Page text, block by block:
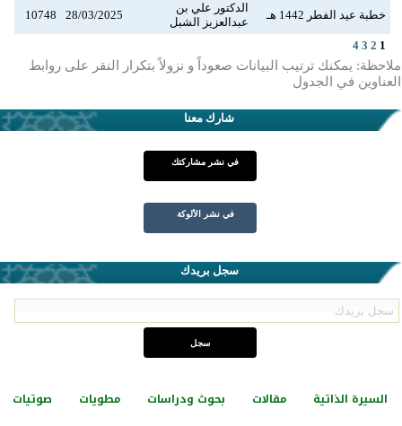
خطبة عيد الفطر 1442 هـ
الدكتور علي بن
عبدالعزيز الشبل
28/03/2025
10748
1
2
3
4
ملاحظة: يمكنك ترتيب البيانات صعوداً و نزولاً بتكرار النقر على روابط
العناوين في الجدول
شارك معنا
في نشر مشاركتك
في نشر الألوكة
سجل بريدك
السيرة الذاتية مقالات بحوث ودراسات مطويات صوتيات